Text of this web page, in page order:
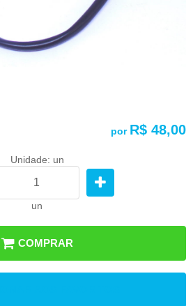
por R$ 48,00
Unidade: un
un
COMPRAR